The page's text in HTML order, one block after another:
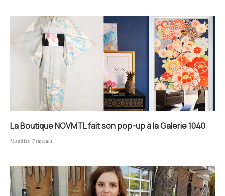
La Boutique NOVMTL fait son pop-up à la Galerie 1040
Maudits Francais